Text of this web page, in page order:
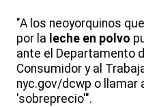
"A los neoyorquinos
por la leche en polvo
ante el Departamento
Consumidor y al
nyc.gov/dcwp o llamar
'sobreprecio'".